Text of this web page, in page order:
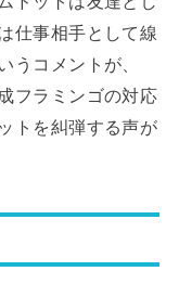
仕事相手として線
うコメントが、
フラミンゴの対応
トを糾弾する声が